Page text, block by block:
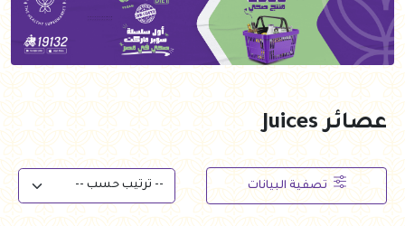
عصائر Juices